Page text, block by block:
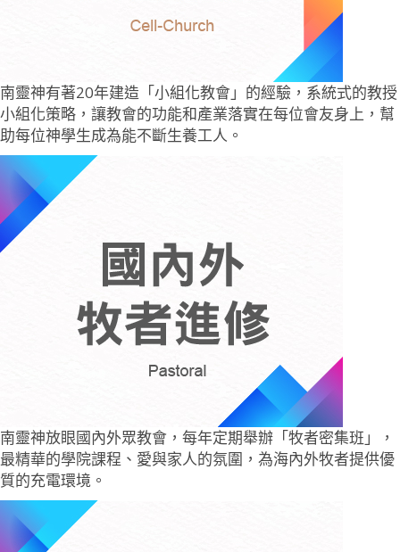
南靈神有著20年建造「小組化教會」的經驗，系統式的教授
小組化策略，讓教會的功能和產業落實在每位會友身上，幫
助每位神學生成為能不斷生養工人。
南靈神放眼國內外眾教會，每年定期舉辦「牧者密集班」，
最精華的學院課程、愛與家人的氛圍，為海內外牧者提供優
質的充電環境。